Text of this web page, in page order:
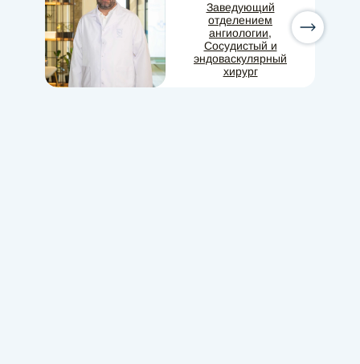
Заведующий
отделением
ангиологии,
Сосудистый и
эндоваскулярный
хирург